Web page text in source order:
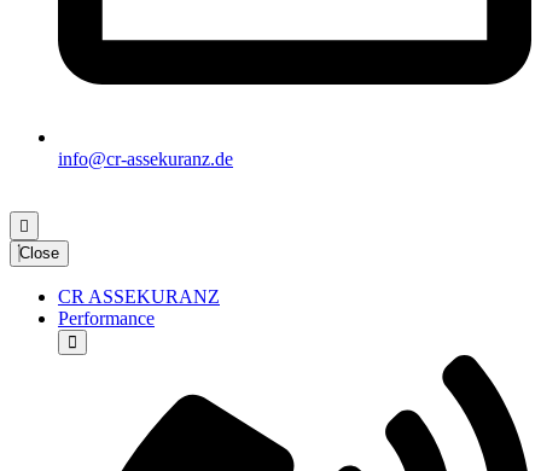
info@cr-assekuranz.de
Close
CR ASSEKURANZ
Performance